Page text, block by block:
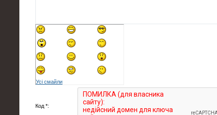
Усі смайли
Код *: